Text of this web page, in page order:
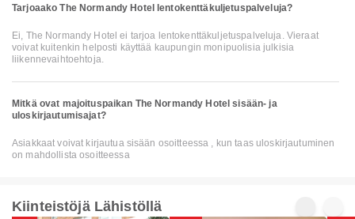
Tarjoaako The Normandy Hotel lentokenttäkuljetuspalveluja?
Ei, The Normandy Hotel ei tarjoa lentokenttäkuljetuspalveluja. Vieraat
voivat kuitenkin helposti käyttää kaupungin monipuolisia julkisia
liikennevaihtoehtoja.
Mitkä ovat majoituspaikan The Normandy Hotel sisään- ja
uloskirjautumisajat?
Asiakkaat voivat kirjautua sisään osoitteessa , kun taas uloskirjautuminen
on mahdollista osoitteessa
Kiinteistöjä Lähistöllä